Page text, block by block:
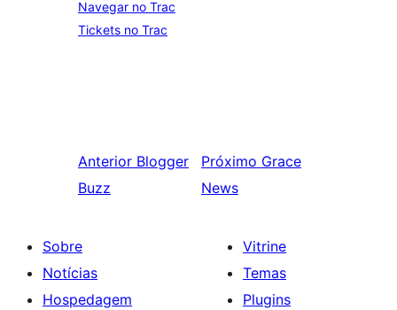
Navegar no Trac
Tickets no Trac
Anterior Blogger
Buzz
Próximo Grace
News
Sobre
Notícias
Hospedagem
Vitrine
Temas
Plugins